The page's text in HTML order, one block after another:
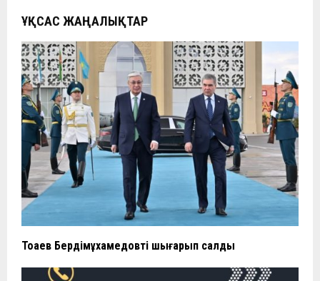
ҰҚСАС ЖАҢАЛЫҚТАР
Тоқаев Бердімұхамедовті шығарып салды